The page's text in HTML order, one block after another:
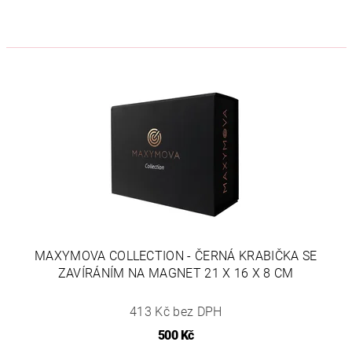
MAXYMOVA COLLECTION - ČERNÁ KRABIČKA SE
ZAVÍRÁNÍM NA MAGNET 21 X 16 X 8 CM
413 Kč bez DPH
500 Kč